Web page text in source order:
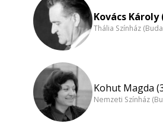
Kovács Károly
Thália Színház
Kohut Magda
Nemzeti Színház